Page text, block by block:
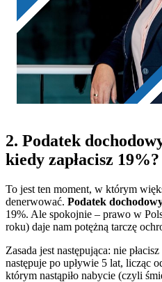
2. Podatek
kiedy zapłacisz 19%?
To jest ten moment, w którym
denerwować. Podatek
19%. Ale spokojnie – prawo w
roku) daje nam potężną tarczę
Zasada jest następująca: nie
następuje po upływie 5 lat, licząc
którym nastąpiło nabycie (czyli